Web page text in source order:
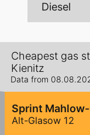
Diesel
Cheapest gas
Kienitz
Data from
Sprint
Alt-Glasow 12